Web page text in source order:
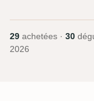
29 achetées · 30
2026